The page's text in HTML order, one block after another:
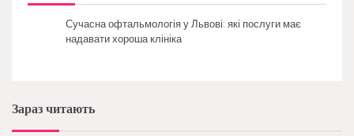
Сучасна офтальмологія у Львові: які послуги має
надавати хороша клініка
Зараз читають